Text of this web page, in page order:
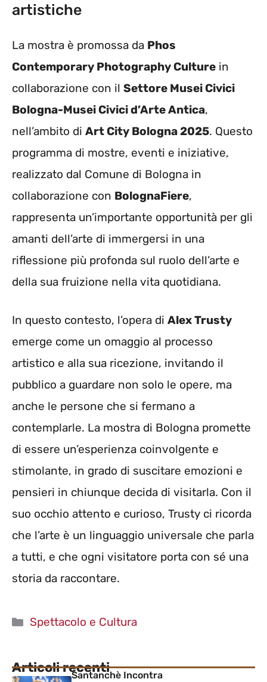
artistiche
La mostra è promossa da Phos
Contemporary Photography Culture in
collaborazione con il Settore Musei Civici
Bologna-Musei Civici d’Arte Antica,
nell’ambito di Art City Bologna 2025. Questo
programma di mostre, eventi e iniziative,
realizzato dal Comune di Bologna in
collaborazione con BolognaFiere,
rappresenta un’importante opportunità per gli
amanti dell’arte di immergersi in una
riflessione più profonda sul ruolo dell’arte e
della sua fruizione nella vita quotidiana.
In questo contesto, l’opera di Alex Trusty
emerge come un omaggio al processo
artistico e alla sua ricezione, invitando il
pubblico a guardare non solo le opere, ma
anche le persone che si fermano a
contemplarle. La mostra di Bologna promette
di essere un’esperienza coinvolgente e
stimolante, in grado di suscitare emozioni e
pensieri in chiunque decida di visitarla. Con il
suo occhio attento e curioso, Trusty ci ricorda
che l’arte è un linguaggio universale che parla
a tutti, e che ogni visitatore porta con sé una
storia da raccontare.
Categorie
Spettacolo e Cultura
Articoli recentiSantanchè Incontra